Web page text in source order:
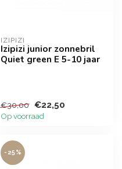
IZIPIZI
Izipizi junior zonnebril
Quiet green E 5-10 jaar
€30,00 €22,50
Op voorraad
-25%